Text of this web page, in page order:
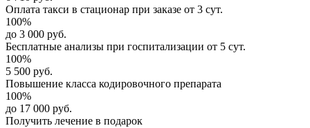
Оплата такси в стационар при заказе от 3 сут.
100%
до 3 000 руб.
Бесплатные анализы при госпитализации от 5 сут.
100%
5 500 руб.
Повышение класса кодировочного препарата
100%
до 17 000 руб.
Получить лечение в подарок